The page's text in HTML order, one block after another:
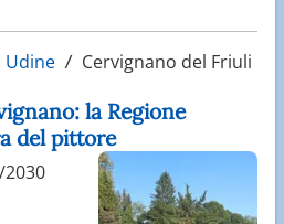
Udine
Cervignano del Friuli
la Regione
del pittore